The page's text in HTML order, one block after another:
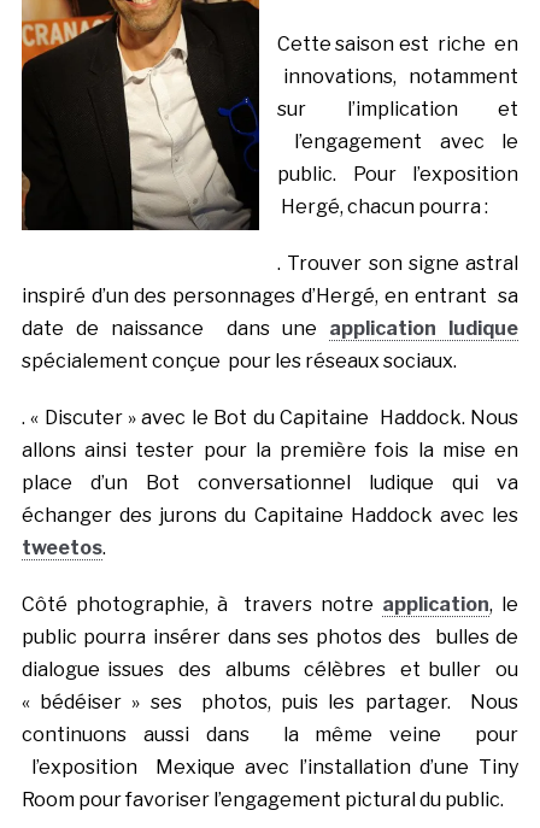
Cette saison est riche en
innovations, notamment
sur l’implication et
l’engagement avec le
public. Pour l’exposition
Hergé, chacun pourra :
. Trouver son signe astral
inspiré d’un des personnages d’Hergé, en entrant sa
date de naissance dans une
application ludique
spécialement conçue pour les réseaux sociaux.
. « Discuter » avec le Bot du Capitaine Haddock. Nous
allons ainsi tester pour la première fois la mise en
place d’un Bot conversationnel ludique qui va
échanger des jurons du Capitaine Haddock avec les
tweetos.
Côté photographie, à travers notre application, le
public pourra insérer dans ses photos des bulles de
dialogue issues des albums célèbres et buller ou
« bédéiser » ses photos, puis les partager. Nous
continuons aussi dans la même veine pour
l’exposition Mexique avec l’installation d’une Tiny
Room pour favoriser l’engagement pictural du public.